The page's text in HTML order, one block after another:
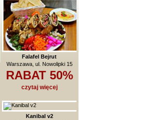
Falafel Bejrut
Warszawa, ul. Nowolipki 15
RABAT 50%
czytaj więcej
Kanibal v2